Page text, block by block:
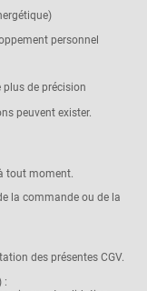
personnel
de précision
peuvent exister.
tout moment.
la commande ou de la
des présentes CGV.
: